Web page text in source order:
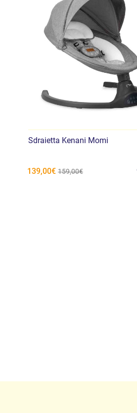
Sdraietta Kenani Momi
139,00€ 159,00€